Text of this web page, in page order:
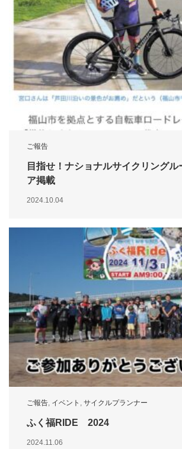
ご報告
目指せ！ナショナルサイクリングル
ア掲載
2024.10.04
ご報告, イベント , サイクルプランナー
ふく福RIDE 2024
2024.11.06